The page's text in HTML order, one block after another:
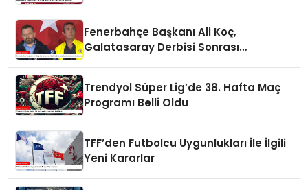
Fenerbahçe Başkanı Ali Koç,
Galatasaray Derbisi Sonrası
Trendyol Süper Lig’de 38. Hafta Maç
Programı Belli Oldu
TFF’den Futbolcu Uygunlukları İle İlgili
Yeni Kararlar